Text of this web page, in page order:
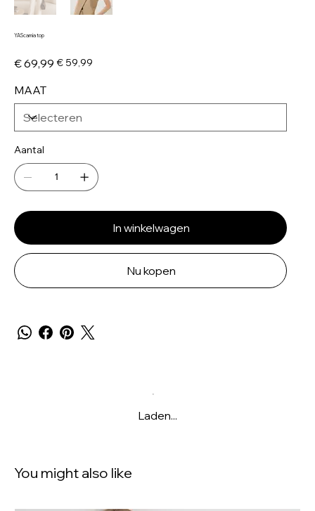
YAScamia top
Originele
prijs
€ 69,99 Verkoopprijs
€ 59,99
MAAT
Aantal
In winkelwagen
Nu kopen
Laden...
You might also like